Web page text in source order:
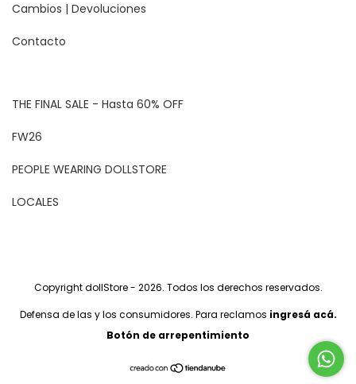
Cambios | Devoluciones
Contacto
THE FINAL SALE - Hasta 60% OFF
FW26
PEOPLE WEARING DOLLSTORE
LOCALES
Copyright dollStore - 2026. Todos los derechos reservados.
Defensa de las y los consumidores. Para reclamos ingresá acá.
Botón de arrepentimiento